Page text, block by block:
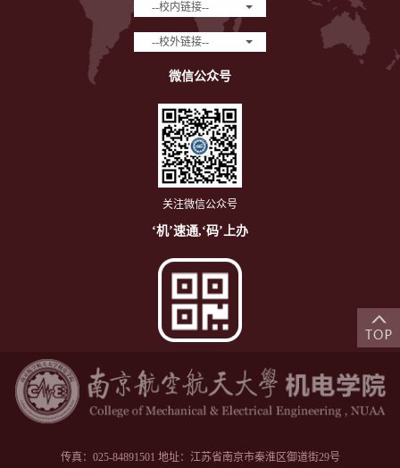
--校内链接--
--校外链接--
微信公众号
关注微信公众号
‘机’速通,‘码’上办
传真：025-84891501 地址：江苏省南京市秦淮区御道街29号